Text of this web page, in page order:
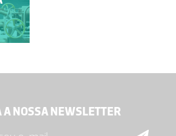
A NOSSA NEWSLETTER